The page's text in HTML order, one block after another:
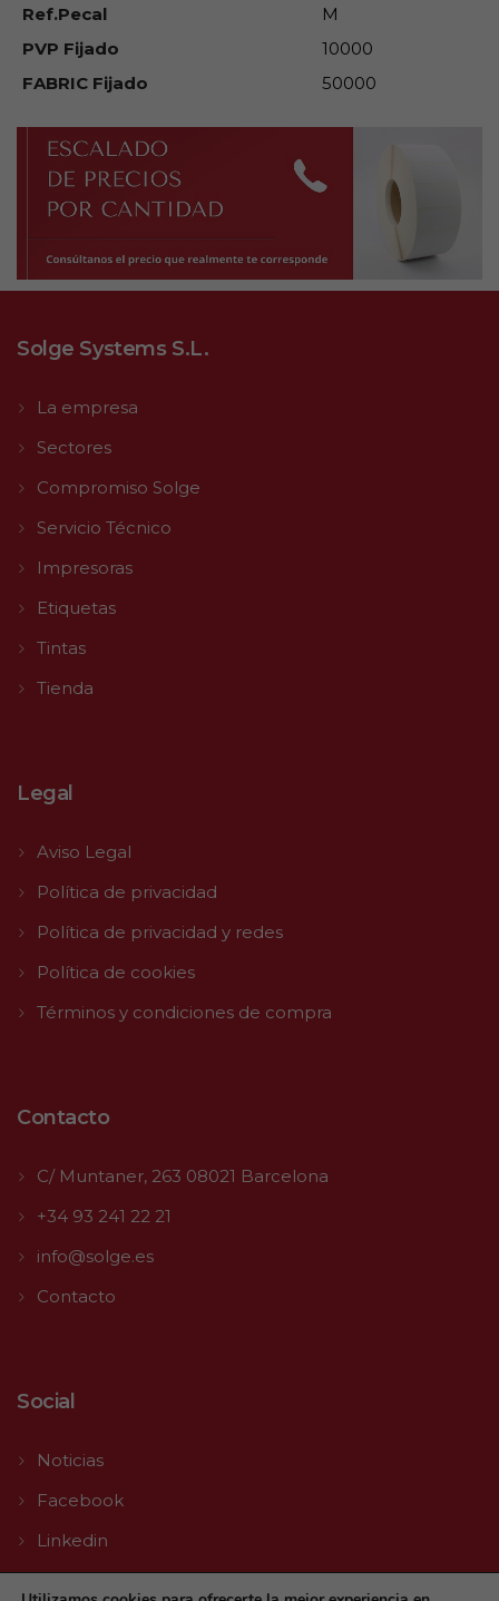
Ref.Pecal
M
PVP Fijado
10000
FABRIC Fijado
50000
Solge Systems S.L.
La empresa
Sectores
Compromiso Solge
Servicio Técnico
Impresoras
Etiquetas
Tintas
Tienda
Legal
Aviso Legal
Política de privacidad
Política de privacidad y redes
Política de cookies
Términos y condiciones de compra
Contacto
C/ Muntaner, 263 08021 Barcelona
+34 93 241 22 21
info@solge.es
Contacto
Social
Noticias
Facebook
Linkedin
Youtube